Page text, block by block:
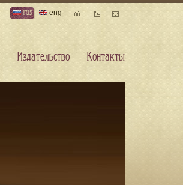
rus eng
Издательство Контакты